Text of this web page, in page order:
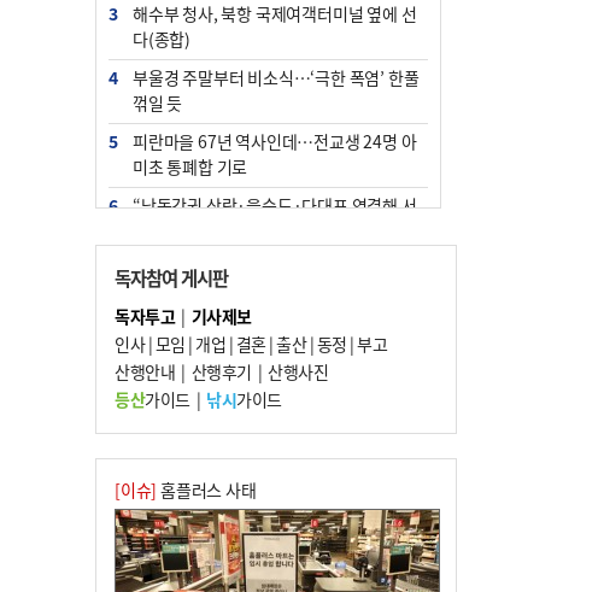
3
해수부 청사, 북항 국제여객터미널 옆에 선
다(종합)
4
부울경 주말부터 비소식…‘극한 폭염’ 한풀
꺾일 듯
5
피란마을 67년 역사인데…전교생 24명 아
미초 통폐합 기로
6
“낙동강권 삼락·을숙도·다대포 연결해 서
7
오늘의 날씨- 2026년 8월 7일
8
외국인 선원 ‘인신매매 경유지’ 된 부산…
우려가 현실로
9
[사설] 해수부 신청사 북항으로 확정, 해양
수도 도약의 전환점
10 르노 못 타는 부산시장…관용차 규정에 막
힌 지역기업 응원
독자참여 게시판
독자투고| 기사제보
인사|모임 | 개업 | 결혼|출산|동정 |부고
산행안내 | 산행후기 | 산행사진
등산가이드| 낚시가이드
[이슈] 홈플러스 사태